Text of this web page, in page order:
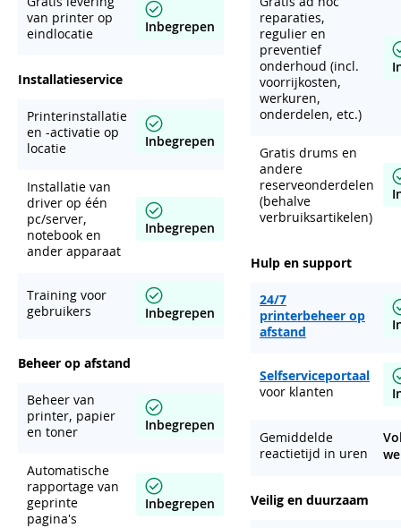
van printer op
eindlocatie
Inbegrepen
Installatieservice
Printerinstallatie
en -activatie op
locatie
Inbegrepen
Installatie van
driver op één
pc/server,
notebook en
ander apparaat
Inbegrepen
Training voor
gebruikers
Inbegrepen
Beheer op afstand
Beheer van
printer, papier
en toner
Inbegrepen
Automatische
rapportage van
geprinte
pagina's
Inbegrepen
reparaties,
regulier en
preventief
onderhoud (incl.
voorrijkosten,
werkuren,
onderdelen, etc.)
Gratis drums en
andere
reserveonderdelen
(behalve
verbruiksartikelen)
Hulp en support
24/7
printerbeheer op
afstand
Selfserviceportaal
voor klanten
Gemiddelde
reactietijd in uren
Veilig en duurzaam